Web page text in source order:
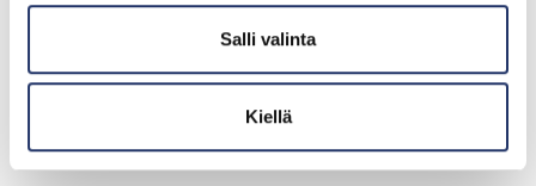
Salli valinta
Kiellä
vakuutusyhtiöiden
hyväksymä korjaamo